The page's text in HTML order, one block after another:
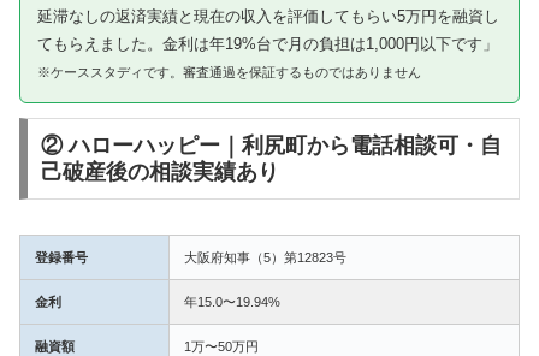
延滞なしの返済実績と現在の収入を評価してもらい5万円を融資し
てもらえました。金利は年19%台で月の負担は1,000円以下です」
※ケーススタディです。審査通過を保証するものではありません
② ハローハッピー｜利尻町から電話相談可・自
己破産後の相談実績あり
登録番号 大阪府知事（5）第12823号
金利 年15.0〜19.94%
融資額 1万〜50万円